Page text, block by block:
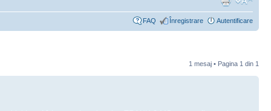
FAQ Înregistrare Autentificare
1 mesaj • Pagina 1 din 1